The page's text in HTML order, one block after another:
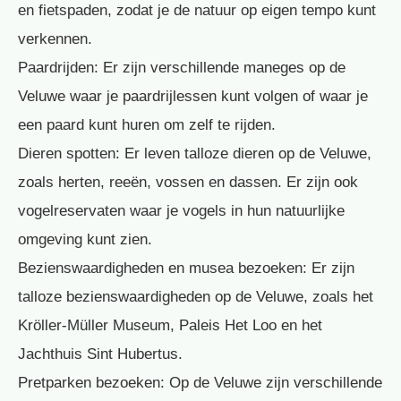
en fietspaden, zodat je de natuur op eigen tempo kunt
verkennen.
Paardrijden: Er zijn verschillende maneges op de
Veluwe waar je paardrijlessen kunt volgen of waar je
een paard kunt huren om zelf te rijden.
Dieren spotten: Er leven talloze dieren op de Veluwe,
zoals herten, reeën, vossen en dassen. Er zijn ook
vogelreservaten waar je vogels in hun natuurlijke
omgeving kunt zien.
Bezienswaardigheden en musea bezoeken: Er zijn
talloze bezienswaardigheden op de Veluwe, zoals het
Kröller-Müller Museum, Paleis Het Loo en het
Jachthuis Sint Hubertus.
Pretparken bezoeken: Op de Veluwe zijn verschillende